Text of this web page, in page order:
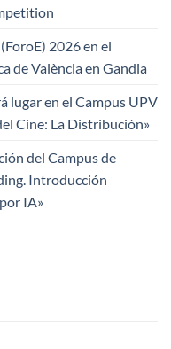
2026 en el
de València en Gandia
lugar en el Campus UPV
Cine: La Distribución»
del Campus de
Introducción
IA»